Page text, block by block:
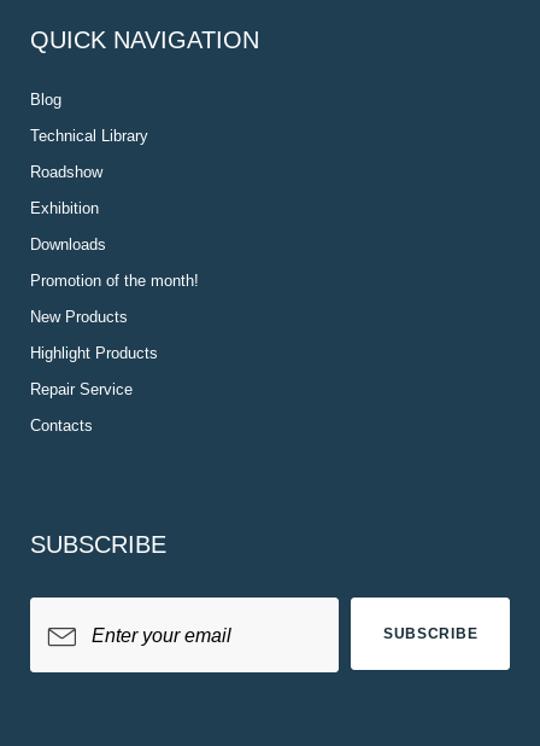
QUICK NAVIGATION
Blog
Technical Library
Roadshow
Exhibition
Downloads
Promotion of the month!
New Products
Highlight Products
Repair Service
Contacts
SUBSCRIBE
SUBSCRIBE